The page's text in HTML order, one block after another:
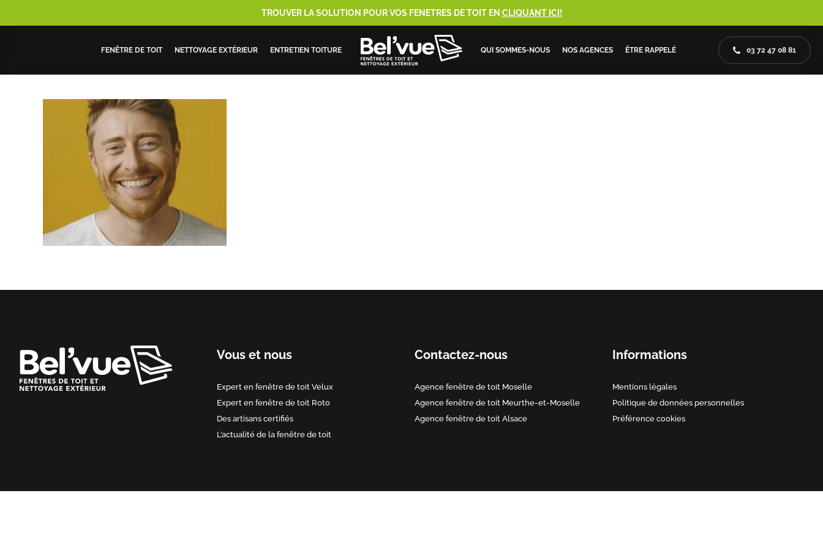
to
TROUVER LA SOLUTION POUR VOS FENETRES DE TOIT EN CLIQUANT ICI!
FENÊTRE DE TOIT NETTOYAGE EXTÉRIEUR ENTRETIEN TOITURE QUI SOMMES-NOUS NOS AGENCES ÊTRE RAPPELÉ 03 72 47 08 81
Vous et nous
Expert en fenêtre de toit Velux
Expert en fenêtre de toit Roto
Des artisans certifiés
L’actualité de la fenêtre de toit
Contactez-nous
Agence fenêtre de toit Moselle
Agence fenêtre de toit Meurthe-et-Moselle
Agence fenêtre de toit Alsace
Informations
Mentions légales
Politique de données personnelles
Préférence cookies